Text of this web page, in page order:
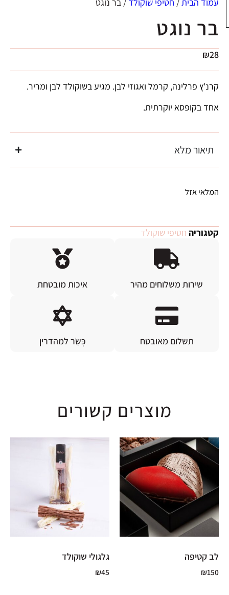
בר נוגט
₪28
קרנ'ץ פרלינה, קרמל ואגוזי לבן. מגיע בשוקולד לבן ומריר.
אחד בקופסא יוקרתית.
תיאור מלא
המלאי אזל
קטגוריהחטיפי שוקולד
שירות משלוחים מהיר איכות מובטחת
תשלום מאובטח כְּשַׂר למהדרין
מוצרים קשורים
לב קטיפה
₪150
גלגולי שוקולד
₪45